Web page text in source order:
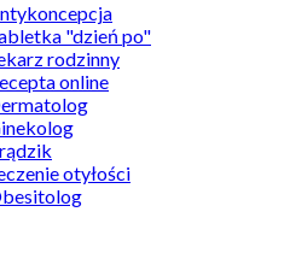
"dzień po"
rodzinny
online
otyłości